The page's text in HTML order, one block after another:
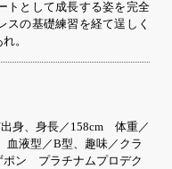
トとして成長する姿を完全
スの基礎練習を経て逞しく
。
身、身長／158cm 体重／
血液型／B型、趣味／クラ
ポン プラチナムプロデク